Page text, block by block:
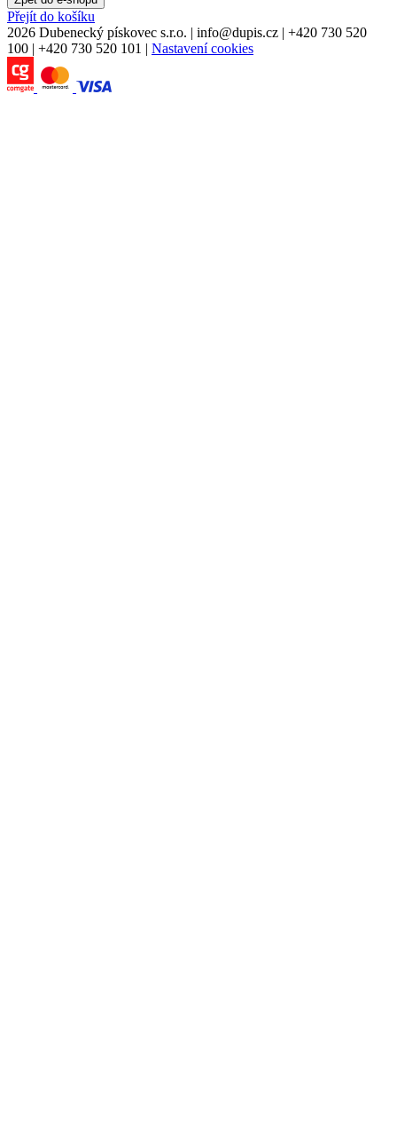
Přejít do košíku
2026 Dubenecký pískovec s.r.o. | info@dupis.cz | +420 730 520
100 | +420 730 520 101 | Nastavení cookies